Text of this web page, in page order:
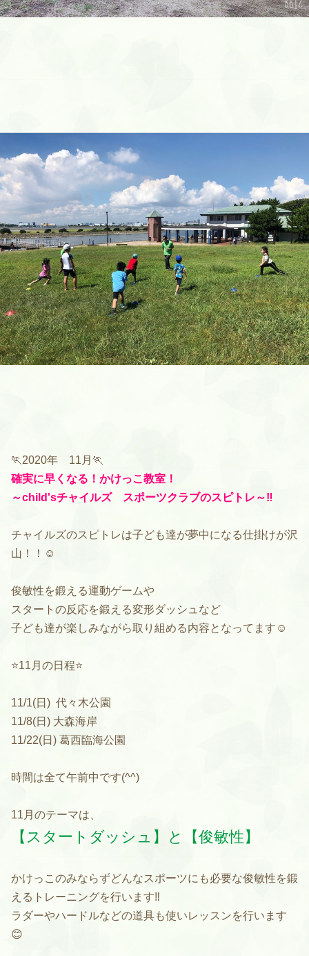
🏃2020年 11月🏃
確実に早くなる！かけっこ教室！
～child'sチャイルズ スポーツクラブのスピトレ～‼️
チャイルズのスピトレは子ども達が夢中になる仕掛けが沢
山！！☺️
俊敏性を鍛える運動ゲームや
スタートの反応を鍛える変形ダッシュなど
子ども達が楽しみながら取り組める内容となってます☺️
⭐️11月の日程⭐️
11/1(日) 代々木公園
11/8(日) 大森海岸
11/22(日) 葛西臨海公園
時間は全て午前中です(^^)
11月のテーマは、
【スタートダッシュ】と【俊敏性】
かけっこのみならずどんなスポーツにも必要な俊敏性を鍛
えるトレーニングを行います‼️
ラダーやハードルなどの道具も使いレッスンを行います
😊